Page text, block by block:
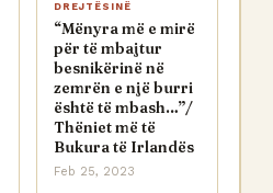
DREJTËSINË
“Mënyra më e mirë
për të mbajtur
besnikërinë në
zemrën e një burri
është të mbash…”/
Thëniet më të
Bukura të Irlandës
Feb 25, 2023